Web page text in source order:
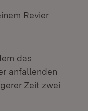
Revier
in neuem Fenster)
das
anfallenden
Zeit zwei